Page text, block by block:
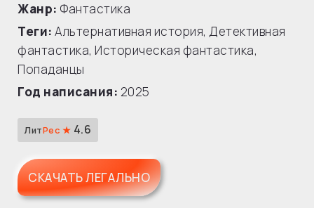
Жанр: Фантастика
Теги: Альтернативная история, Детективная
фантастика, Историческая фантастика,
Попаданцы
Год написания: 2025
ЛитРес ★ 4.6
СКАЧАТЬ ЛЕГАЛЬНО